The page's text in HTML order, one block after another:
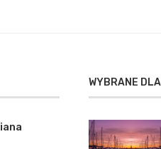
WYBRANE